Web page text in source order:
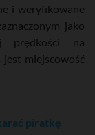
i weryfikowane
jako
prędkości na
miejscowość
piratkę